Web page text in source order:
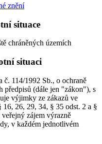
znění
situace
chráněných územích
situaci
č. 114/1992 Sb., o ochraně
předpisů (dále jen "zákon"), s
výjimky ze zákazů ve
26, 29, 34, § 35 odst. 2 a §
zájem výrazně
v každém jednotlivém